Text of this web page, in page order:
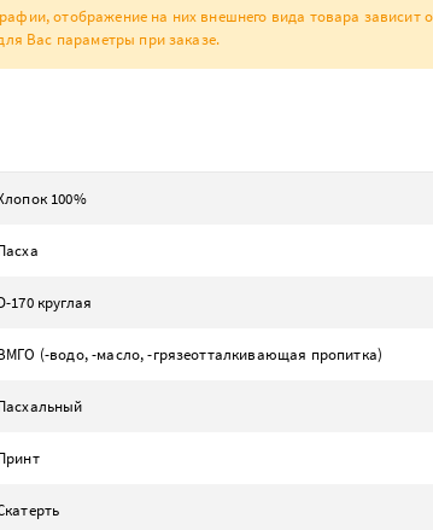
отображение на них внешнего вида товара зависит
Вас параметры при заказе.
100%
170 круглая
(-водо, -масло, -грязеотталкивающая пропитка)